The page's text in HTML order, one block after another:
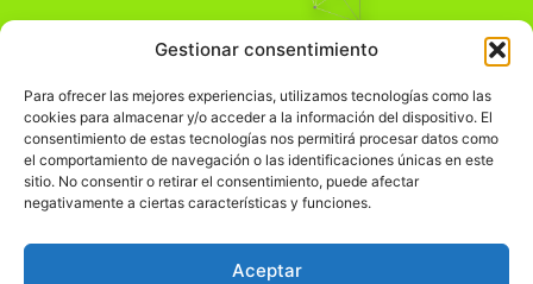
Gestionar consentimiento
Para ofrecer las mejores experiencias, utilizamos tecnologías como las
cookies para almacenar y/o acceder a la información del dispositivo. El
consentimiento de estas tecnologías nos permitirá procesar datos como
el comportamiento de navegación o las identificaciones únicas en este
sitio. No consentir o retirar el consentimiento, puede afectar
negativamente a ciertas características y funciones.
Aceptar
Pensamiento Crítico
Comprender el mundo para transformarlo.
Información Legal
჻Política de privacidad
Política de cookies